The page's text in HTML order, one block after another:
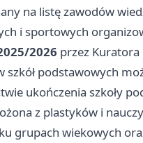
na listę zawodów
i sportowych
2026 przez
szkół podstawowych
ukończenia szkoły
z plastyków i
grupach wiekowych